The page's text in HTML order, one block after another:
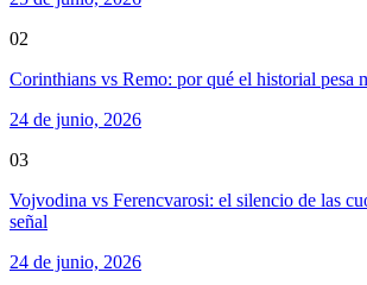
02
Corinthians vs Remo: por qué el historial pesa
24 de junio, 2026
03
Vojvodina vs Ferencvarosi: el silencio de las
señal
24 de junio, 2026